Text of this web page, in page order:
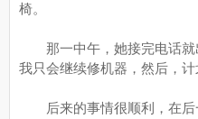
椅。
那一中午，她接完电话就
我只会继续修机器，然后，计
后来的事情很顺利，在后